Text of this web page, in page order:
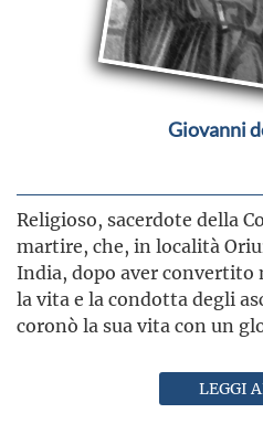
Giovanni
Religioso, sacerdote della
martire, che, in località
India, dopo aver
la vita e la condotta degli
coronò la sua vita con un
LEGGI